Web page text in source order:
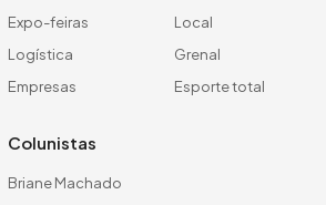
Expo-feiras
Logística
Empresas
Local
Grenal
Esporte total
Colunistas
Briane Machado